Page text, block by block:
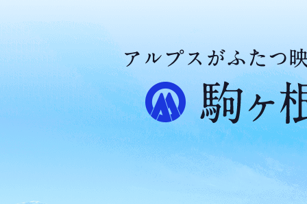
ア
ル
プ
ス
が